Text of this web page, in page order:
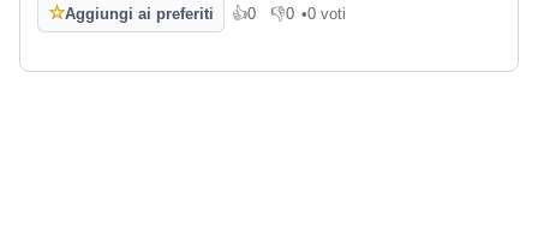
☆Aggiungi ai preferiti 👍0
Mi piace
👎0
Non mi piace
•0 voti